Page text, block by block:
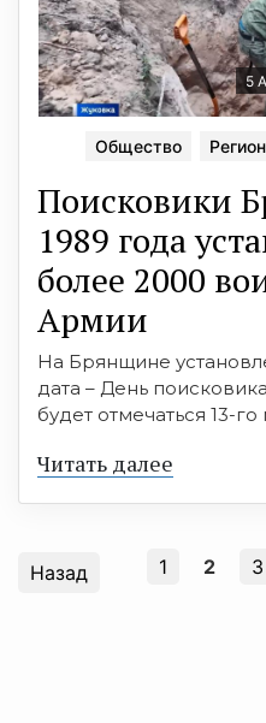
5
Общество Регион
Поисковики
1989 года
более 2000
Армии
На Брянщине
дата – День
будет отмечаться 13-го
Читать далее
Назад 1 2 3